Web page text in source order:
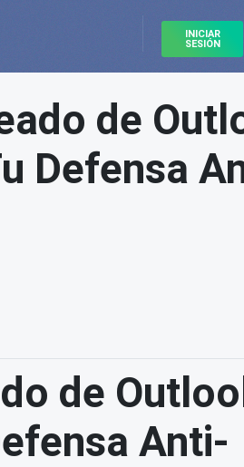
INICIAR
SESIÓN
de
Defensa
de
Anti-